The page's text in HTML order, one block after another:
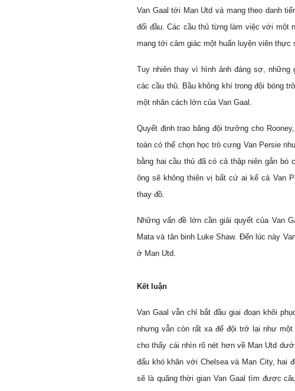
Van Gaal tới Man Utd và mang theo danh
đối đầu. Các cầu thủ từng làm việc với một
mang tới cảm giác một huấn luyện viên thực
Tuy nhiên thay vì hình ảnh đáng sợ,
các cầu thủ. Bầu không khí trong đội bóng
một nhân cách lớn của Van Gaal.
Quyết định trao băng đội trưởng cho
toàn có thể chọn học trò cưng Van Persie
bằng hai cầu thủ đã có cả thập niên gắn bó
ông sẽ không thiên vị bất cứ ai kể cả Van
thay đồ.
Những vấn đề lớn cần giải quyết của Van
Mata và tân binh Luke Shaw. Đến lúc này
ở Man Utd.
Kết luận
Van Gaal vẫn chỉ bắt đầu giai đoạn khôi
nhưng vẫn còn rất xa để đội trở lại như
cho thấy cái nhìn rõ nét hơn về Man Utd
đấu khó khăn với Chelsea và Man City, hai
sẽ là quãng thời gian Van Gaal tìm được